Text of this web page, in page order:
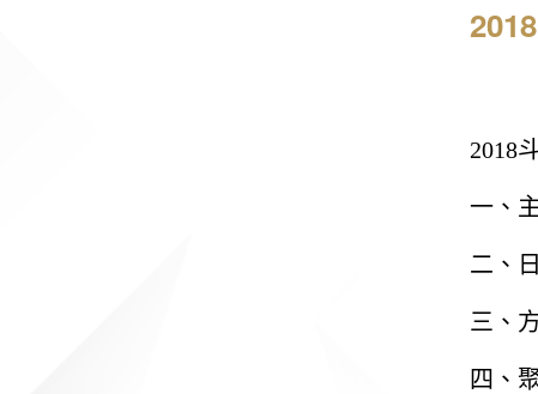
2018
一、
二、
三、
四、